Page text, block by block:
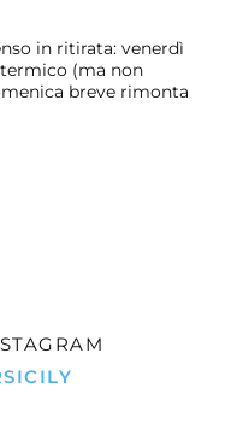
in ritirata: venerdì
(ma non
breve rimonta